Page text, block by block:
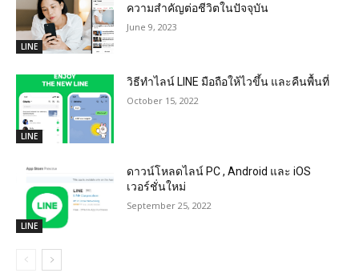
LINE
ความสำคัญต่อชีวิตในปัจจุบัน
June 9, 2023
LINE
วิธีทำไลน์ LINE มือถือให้ไวขึ้น และคืนพื้นที่
October 15, 2022
LINE
ดาวน์โหลดไลน์ PC , Android และ iOS
เวอร์ชั่นใหม่
September 25, 2022